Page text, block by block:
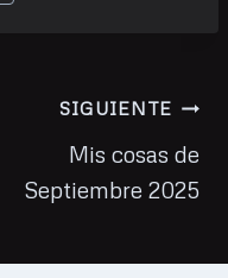
SIGUIENTE
Mis cosas de
Septiembre 2025